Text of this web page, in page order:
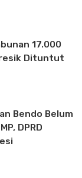
17.000
Dituntut
Bendo Belum
DPRD